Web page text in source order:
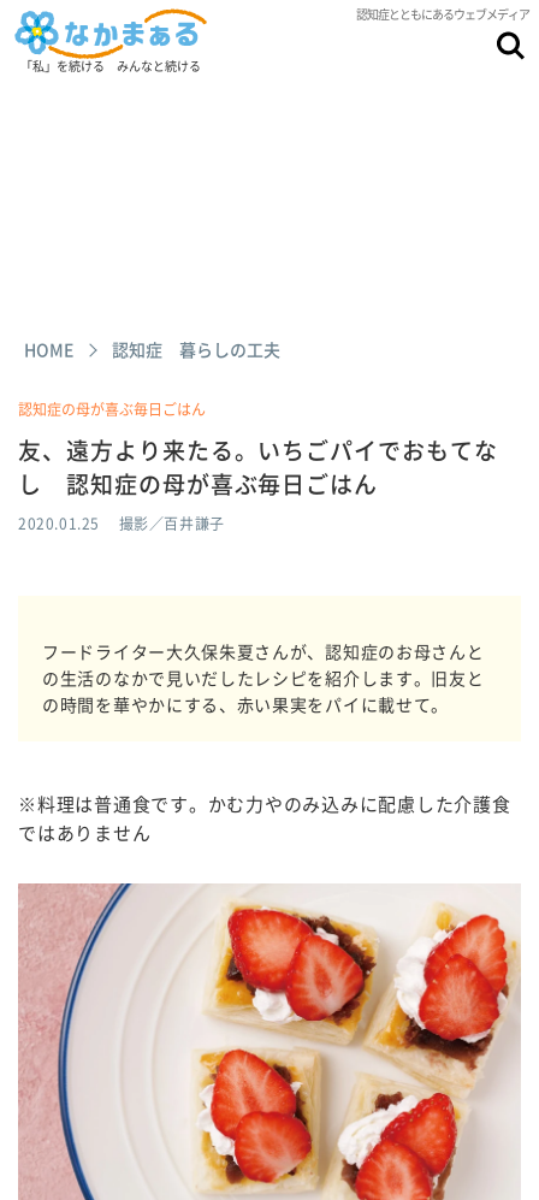
認知症とともにあるウェブメディア
「私」を続ける みんなと続ける
HOME 認知症 暮らしの工夫
認知症の母が喜ぶ毎日ごはん
友、遠方より来たる。いちごパイでおもてな
し 認知症の母が喜ぶ毎日ごはん
2020.01.25 撮影／百井謙子
フードライター大久保朱夏さんが、認知症のお母さんと
の生活のなかで見いだしたレシピを紹介します。旧友と
の時間を華やかにする、赤い果実をパイに載せて。
※料理は普通食です。かむ力やのみ込みに配慮した介護食
ではありません